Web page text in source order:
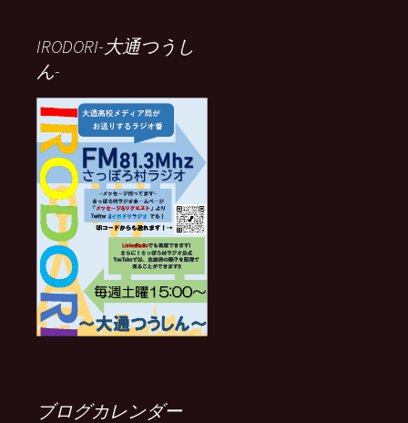
IRODORI-大通つうし
ん-
ブログカレンダー